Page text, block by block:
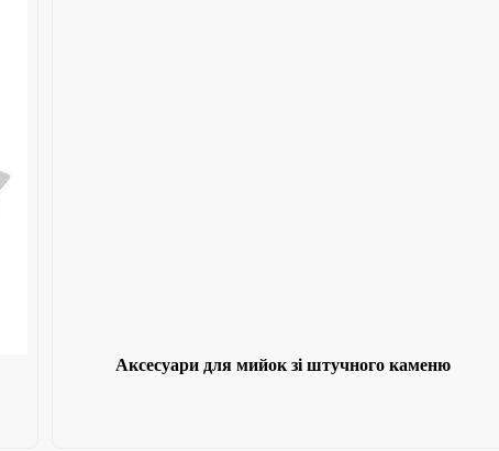
Аксесуари для мийок зі штучного каменю